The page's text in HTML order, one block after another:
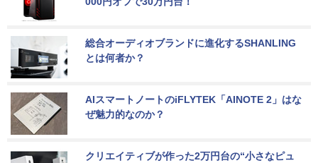
総合オーディオブランドに進化するSHANLING
とは何者か？
AIスマートノートのiFLYTEK「AINOTE 2」はな
ぜ魅力的なのか？
クリエイティブが作った2万円台の“小さなピュ